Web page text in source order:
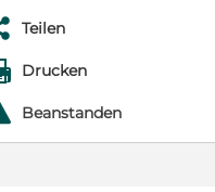
Teilen
Drucken
Beanstanden